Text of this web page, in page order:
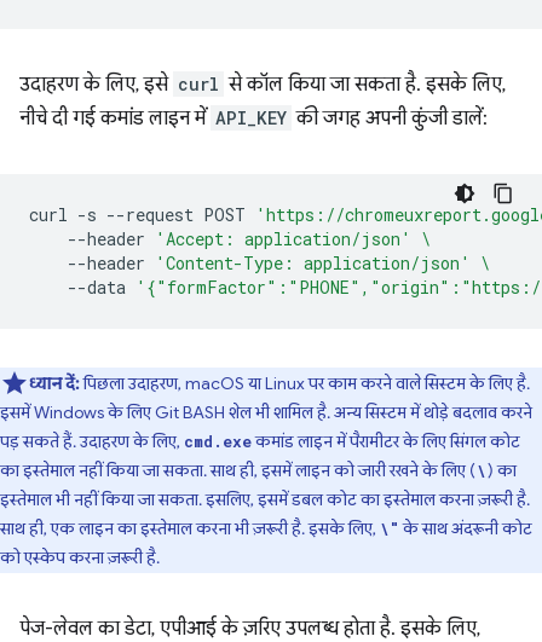
उदाहरण के लिए, इसे curl से कॉल किया जा सकता है. इसके लिए,
नीचे दी गई कमांड लाइन में API_KEY की जगह अपनी कुंजी डालें:
curl -s --request POST
'https://
--header
'Accept: application/json'
\
--header
'Content-Type: application/json'
\
--data
ध्यान दें:पिछला उदाहरण, macOS या Linux पर काम करने वाले सिस्टम के लिए है.
इसमें Windows के लिए Git BASH शेल भी शामिल है. अन्य सिस्टम में थोड़े बदलाव करने
पड़ सकते हैं. उदाहरण के लिए, cmd.exeकमांड लाइन में पैरामीटर के लिए सिंगल कोट
का इस्तेमाल नहीं किया जा सकता. साथ ही, इसमें लाइन को जारी रखने के लिए (\) का
इस्तेमाल भी नहीं किया जा सकता. इसलिए, इसमें डबल कोट का इस्तेमाल करना ज़रूरी है.
साथ ही, एक लाइन का इस्तेमाल करना भी ज़रूरी है. इसके लिए, \" के साथ अंदरूनी कोट
को एस्केप करना ज़रूरी है.
पेज-लेवल का डेटा, एपीआई के ज़रिए उपलब्ध होता है. इसके लिए,